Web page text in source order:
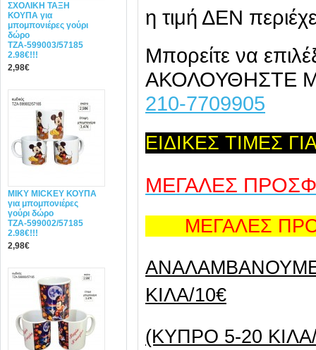
ΣΧΟΛΙΚΗ ΤΑΞΗ
ΚΟΥΠΑ για
μπομπονιέρες γούρι
δώρο
ΤΖΑ-599003/57185
2.98€!!!
2,98€
MIΚY ΜΙCKEY ΚΟΥΠΑ
για μπομπονιέρες
γούρι δώρο
ΤΖΑ-599002/57185
2.98€!!!
2,98€
η τιμή ΔΕΝ
Μπορείτε να
ΑΚΟΛΟΥΘΗΣΤΕ
210-7709905
ΕΙΔΙΚΕΣ ΤΙΜΕΣ
ΜΕΓΑΛΕΣ
ΜΕΓΑΛΕΣ
ΚΙΛΑ/10€
(ΚΥΠΡΟ 5-20